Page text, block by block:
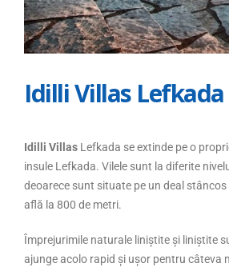
Idilli Villas Lefkada
Idilli Villas Lefkada se extinde pe o
insule Lefkada. Vilele sunt la diferite
deoarece sunt situate pe un deal
află la 800 de metri.
Împrejurimile naturale liniștite și liniștite
ajunge acolo rapid și ușor pentru câteva
este un refugiu
Nikiana,
Studio
Paralia
Aiolos Villa este situată
Psakoudia. Este o
bine întreținută, dotată
Paschalia
Paschalia Apartments